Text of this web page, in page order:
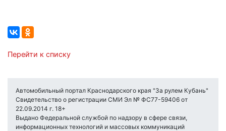
Перейти к списку
Автомобильный портал Краснодарского края "За рулем Кубань"
Свидетельство о регистрации СМИ Эл № ФС77-59406 от
22.09.2014 г. 18+
Выдано Федеральной службой по надзору в сфере связи,
информационных технологий и массовых коммуникаций